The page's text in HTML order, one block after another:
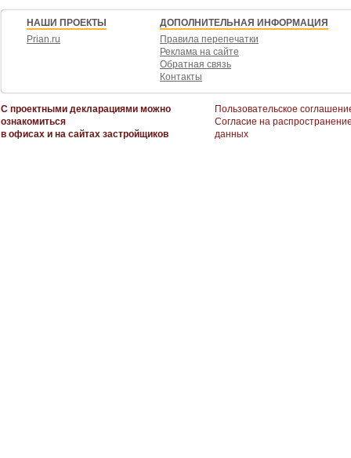
НАШИ ПРОЕКТЫ
Prian.ru
ДОПОЛНИТЕЛЬНАЯ ИНФОРМАЦИЯ
Правила перепечатки
Реклама на сайте
Обратная связь
Контакты
С проектными декларациями можно
ознакомиться
в офисах и на сайтах застройщиков
Пользовательское
Согласие на
данных